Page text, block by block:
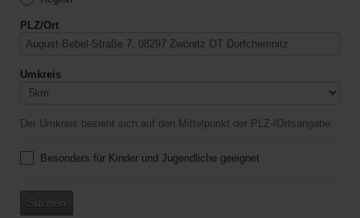
PLZ/Ort
Umkreis
Der Umkreis bezieht sich auf den Mittelpunkt der PLZ-/Ortsangabe.
Besonders für Kinder und Jugendliche geeignet
Suchen